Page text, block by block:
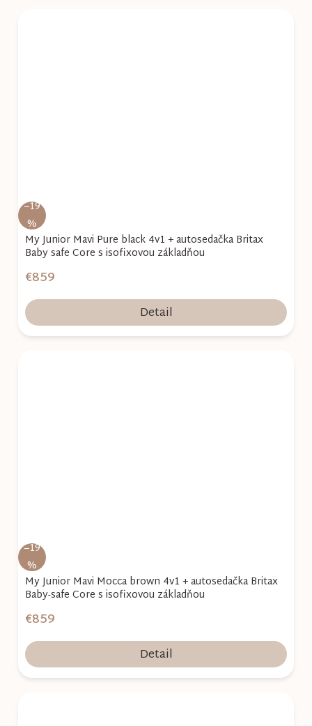
–19
%
My Junior Mavi Pure black 4v1 + autosedačka Britax
Baby safe Core s isofixovou základňou
€859
Detail
–19
%
My Junior Mavi Mocca brown 4v1 + autosedačka Britax
Baby-safe Core s isofixovou základňou
€859
Detail